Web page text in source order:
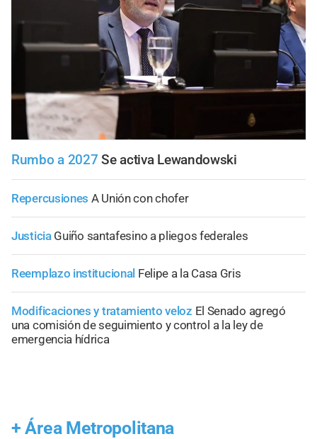
Rumbo a 2027 Se activa Lewandowski
Repercusiones A Unión con chofer
Justicia Guiño santafesino a pliegos federales
Reemplazo institucional Felipe a la Casa Gris
Modificaciones y tratamiento veloz El Senado agregó
una comisión de seguimiento y control a la ley de
emergencia hídrica
+ Área Metropolitana